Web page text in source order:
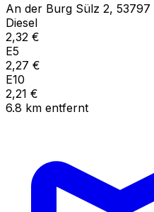
An der Burg Sülz 2, 53797
Diesel
2,32 €
E5
2,27 €
E10
2,21 €
6.8 km entfernt